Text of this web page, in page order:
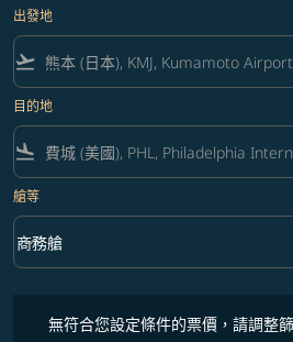
出發地
flight_takeoff
目的地
flight_land
艙等
艙等 option 商務艙 Selected
商務艙
keyboard_arrow_down
無符合您設定條件的票價，請調整